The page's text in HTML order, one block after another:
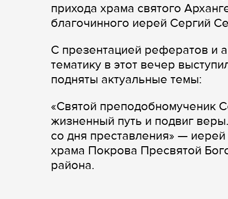
прихода храма святого
благочинного иерей Сергий
С презентацией рефератов и
тематику в этот вечер
подняты актуальные темы:
«Святой преподобномученик
жизненный путь и подвиг
со дня преставления» —
храма Покрова Пресвятой
района.